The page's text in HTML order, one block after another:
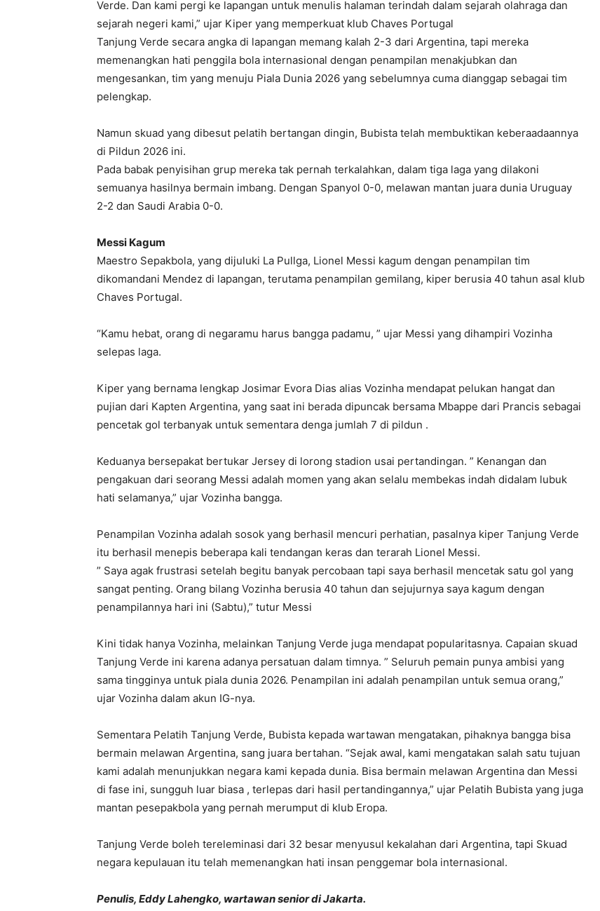
Verde. Dan kami pergi ke lapangan untuk menulis halaman terindah dalam sejarah olahraga dan
sejarah negeri kami,” ujar Kiper yang memperkuat klub Chaves Portugal
Tanjung Verde secara angka di lapangan memang kalah 2-3 dari Argentina, tapi mereka
memenangkan hati penggila bola internasional dengan penampilan menakjubkan dan
mengesankan, tim yang menuju Piala Dunia 2026 yang sebelumnya cuma dianggap sebagai tim
pelengkap.
Namun skuad yang dibesut pelatih bertangan dingin, Bubista telah membuktikan keberaadaannya
di Pildun 2026 ini.
Pada babak penyisihan grup mereka tak pernah terkalahkan, dalam tiga laga yang dilakoni
semuanya hasilnya bermain imbang. Dengan Spanyol 0-0, melawan mantan juara dunia Uruguay
2-2 dan Saudi Arabia 0-0.
Messi Kagum
Maestro Sepakbola, yang dijuluki La Pullga, Lionel Messi kagum dengan penampilan tim
dikomandani Mendez di lapangan, terutama penampilan gemilang, kiper berusia 40 tahun asal klub
Chaves Portugal.
“Kamu hebat, orang di negaramu harus bangga padamu, ” ujar Messi yang dihampiri Vozinha
selepas laga.
Kiper yang bernama lengkap Josimar Evora Dias alias Vozinha mendapat pelukan hangat dan
pujian dari Kapten Argentina, yang saat ini berada dipuncak bersama Mbappe dari Prancis sebagai
pencetak gol terbanyak untuk sementara denga jumlah 7 di pildun .
Keduanya bersepakat bertukar Jersey di lorong stadion usai pertandingan. ” Kenangan dan
pengakuan dari seorang Messi adalah momen yang akan selalu membekas indah didalam lubuk
hati selamanya,” ujar Vozinha bangga.
Penampilan Vozinha adalah sosok yang berhasil mencuri perhatian, pasalnya kiper Tanjung Verde
itu berhasil menepis beberapa kali tendangan keras dan terarah Lionel Messi.
” Saya agak frustrasi setelah begitu banyak percobaan tapi saya berhasil mencetak satu gol yang
sangat penting. Orang bilang Vozinha berusia 40 tahun dan sejujurnya saya kagum dengan
penampilannya hari ini (Sabtu),” tutur Messi
Kini tidak hanya Vozinha, melainkan Tanjung Verde juga mendapat popularitasnya. Capaian skuad
Tanjung Verde ini karena adanya persatuan dalam timnya. ” Seluruh pemain punya ambisi yang
sama tingginya untuk piala dunia 2026. Penampilan ini adalah penampilan untuk semua orang,”
ujar Vozinha dalam akun IG-nya.
Sementara Pelatih Tanjung Verde, Bubista kepada wartawan mengatakan, pihaknya bangga bisa
bermain melawan Argentina, sang juara bertahan. “Sejak awal, kami mengatakan salah satu tujuan
kami adalah menunjukkan negara kami kepada dunia. Bisa bermain melawan Argentina dan Messi
di fase ini, sungguh luar biasa , terlepas dari hasil pertandingannya,” ujar Pelatih Bubista yang juga
mantan pesepakbola yang pernah merumput di klub Eropa.
Tanjung Verde boleh tereleminasi dari 32 besar menyusul kekalahan dari Argentina, tapi Skuad
negara kepulauan itu telah memenangkan hati insan penggemar bola internasional.
Penulis, Eddy Lahengko, wartawan senior di Jakarta.